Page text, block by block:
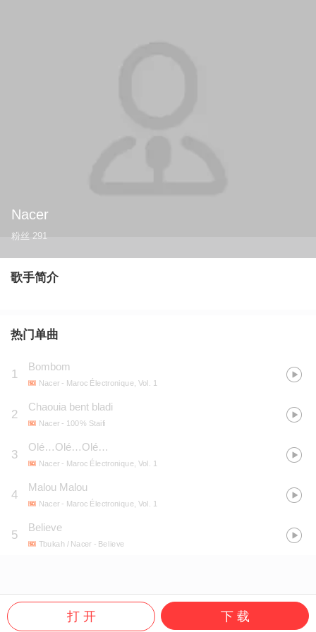
Nacer
粉丝 291
歌手简介
热门单曲
1
Bombom
Nacer - Maroc Électronique, Vol. 1
2
Chaouia bent bladi
Nacer - 100% Staifi
3
Olé…Olé…Olé…
Nacer - Maroc Électronique, Vol. 1
4
Malou Malou
Nacer - Maroc Électronique, Vol. 1
5
Believe
Tbukah / Nacer - Believe
打 开 下 载